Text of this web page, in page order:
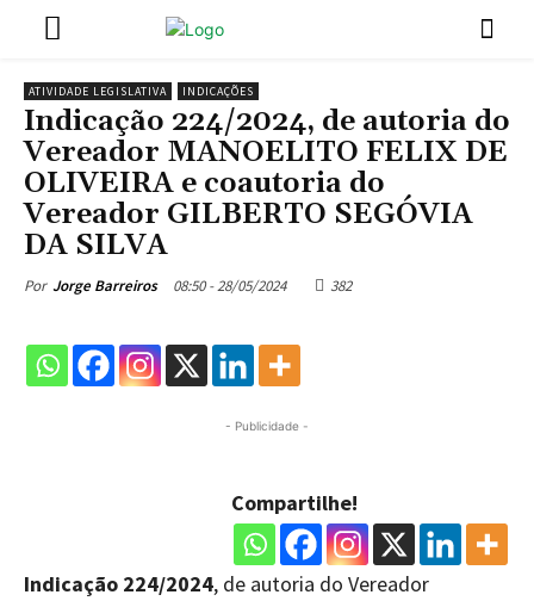
ATIVIDADE LEGISLATIVA INDICAÇÕES
Indicação 224/2024, de autoria do
Vereador MANOELITO FELIX DE
OLIVEIRA e coautoria do
Vereador GILBERTO SEGÓVIA
DA SILVA
Por Jorge Barreiros 08:50 - 28/05/2024 382
- Publicidade -
Compartilhe!
Indicação 224/2024, de autoria do Vereador